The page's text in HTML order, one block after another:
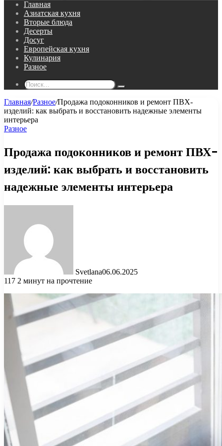
Главная
Азиатская кухня
Вторые блюда
Десерты
Досуг
Европейская кухня
Кулинария
Разное
Поиск...
Главная/Разное/Продажа подоконников и ремонт ПВХ-
изделий: как выбрать и восстановить надежные элементы
интерьера
Разное
Продажа подоконников и ремонт ПВХ-
изделий: как выбрать и восстановить
надежные элементы интерьера
Svetlana06.06.2025
117 2 минут на прочтение